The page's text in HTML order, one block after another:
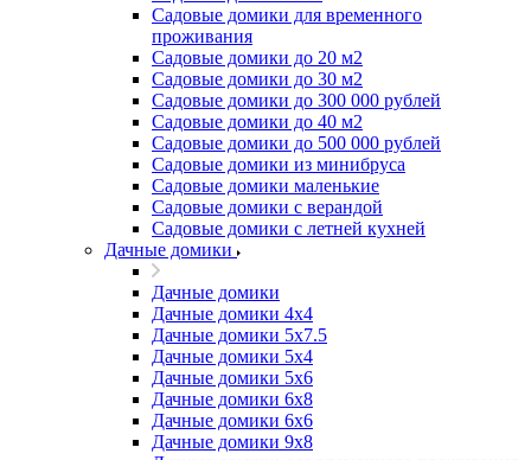
Садовые домики для временного
проживания
Садовые домики до 20 м2
Садовые домики до 30 м2
Садовые домики до 300 000 рублей
Садовые домики до 40 м2
Садовые домики до 500 000 рублей
Садовые домики из минибруса
Садовые домики маленькие
Садовые домики с верандой
Садовые домики с летней кухней
Дачные домики
Дачные домики
Дачные домики 4х4
Дачные домики 5x7.5
Дачные домики 5х4
Дачные домики 5х6
Дачные домики 6x8
Дачные домики 6х6
Дачные домики 9x8